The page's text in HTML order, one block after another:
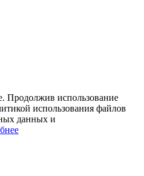
Продолжив использование
использования файлов
данных и